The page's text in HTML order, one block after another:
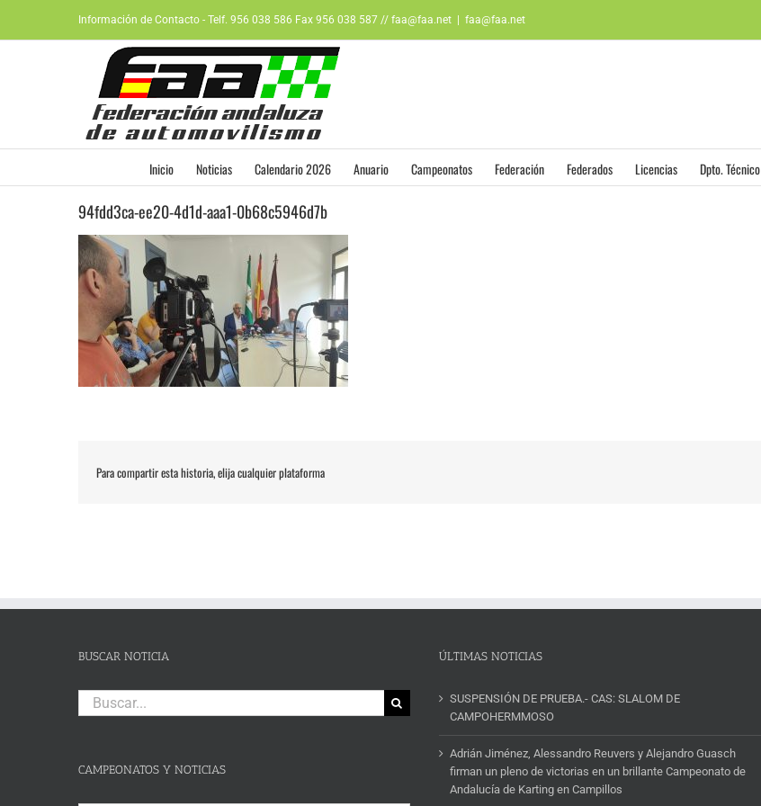
contenido
Información de Contacto - Telf. 956 038 586 Fax 956 038 587 // faa@faa.net faa@faa.net
Inicio Noticias Calendario 2026 Anuario Campeonatos Federación Federados Licencias Dpto. Técnico
94fdd3ca-ee20-4d1d-aaa1-0b68c5946d7b
Para compartir esta historia, elija cualquier plataforma
BUSCAR NOTICIA
Buscar:
CAMPEONATOS Y NOTICIAS
ÚLTIMAS NOTICIAS
SUSPENSIÓN DE PRUEBA.- CAS: SLALOM DE
CAMPOHERMMOSO
Adrián Jiménez, Alessandro Reuvers y Alejandro Guasch
firman un pleno de victorias en un brillante Campeonato de
Andalucía de Karting en Campillos